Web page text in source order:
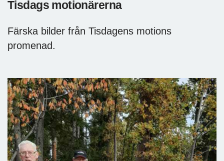
Tisdags motionärerna
Färska bilder från Tisdagens motions
promenad.